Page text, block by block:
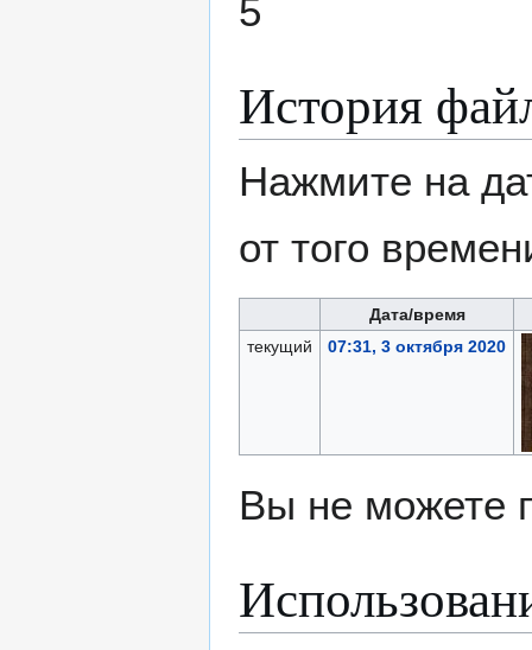
5
История
Нажмите на
от того
Дата/время
текущий
07:31, 3 октября 2020
Вы не можете